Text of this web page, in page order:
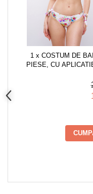
1 x COSTUM DE
PIESE, CU
REGLABIL, EMBODY